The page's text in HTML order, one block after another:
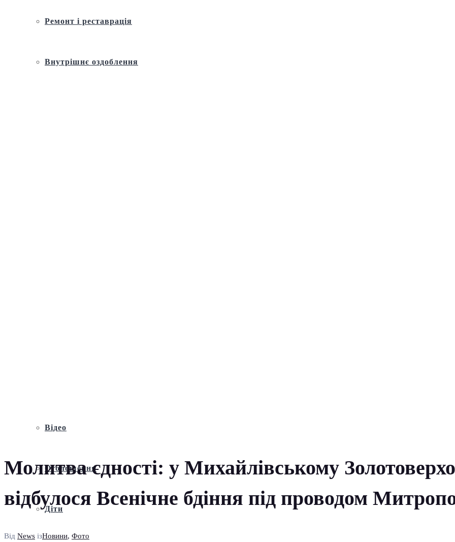
Ремонт і реставрація
Внутрішнє оздоблення
Відео
Оголошення
Діти
Молитва єдності: у Михайлівському
відбулося Всенічне бдіння під проводом
Від News ізНовини, Фото